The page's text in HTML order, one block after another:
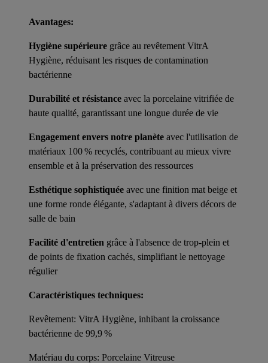
Avantages:
Hygiène supérieure grâce au revêtement VitrA
Hygiène, réduisant les risques de contamination
bactérienne
Durabilité et résistance avec la porcelaine vitrifiée de
haute qualité, garantissant une longue durée de vie
Engagement envers notre planète avec l'utilisation de
matériaux 100 % recyclés, contribuant au mieux vivre
ensemble et à la préservation des ressources
Esthétique sophistiquée avec une finition mat beige et
une forme ronde élégante, s'adaptant à divers décors de
salle de bain
Facilité d'entretien grâce à l'absence de trop-plein et
de points de fixation cachés, simplifiant le nettoyage
régulier
Caractéristiques techniques:
Revêtement: VitrA Hygiène, inhibant la croissance
bactérienne de 99,9 %
Matériau du corps: Porcelaine Vitreuse